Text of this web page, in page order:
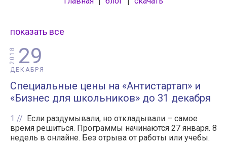
показать все
29
ДЕКАБРЯ
2018
Специальные цены на «Антистартап» и
«Бизнес для школьников» до 31 декабря
1
Если раздумывали, но откладывали – самое
время решиться. Программы начинаются 27 января. 8
недель в онлайне. Без отрыва от работы или учебы.